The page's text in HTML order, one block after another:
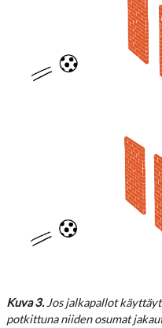
Kuva 3.Jos jalkapallot
potkittuna niiden osumat